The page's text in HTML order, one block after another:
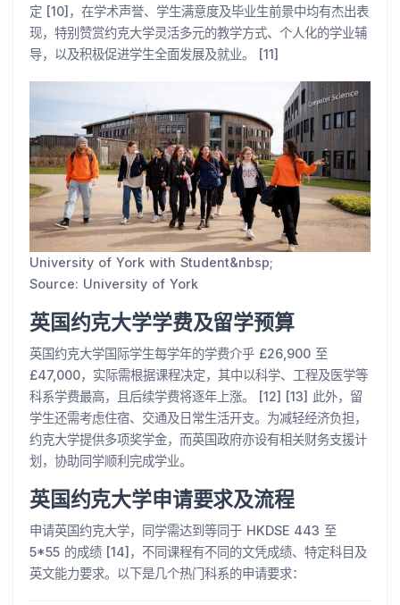
定 [10]，在学术声誉、学生满意度及毕业生前景中均有杰出表
现，特别赞赏约克大学灵活多元的教学方式、个人化的学业辅
导，以及积极促进学生全面发展及就业。 [11]
University of York with Student&nbsp;
Source: University of York
英国约克大学学费及留学预算
英国约克大学国际学生每学年的学费介乎 £26,900 至
£47,000，实际需根据课程决定，其中以科学、工程及医学等
科系学费最高，且后续学费将逐年上涨。 [12] [13] 此外，留
学生还需考虑住宿、交通及日常生活开支。为减轻经济负担，
约克大学提供多项奖学金，而英国政府亦设有相关财务支援计
划，协助同学顺利完成学业。
英国约克大学申请要求及流程
申请英国约克大学，同学需达到等同于 HKDSE 443 至
5*55 的成绩 [14]，不同课程有不同的文凭成绩、特定科目及
英文能力要求。以下是几个热门科系的申请要求：